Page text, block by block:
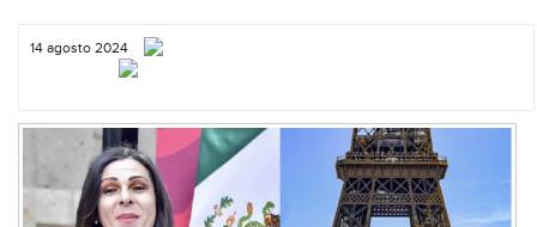
14 agosto 2024